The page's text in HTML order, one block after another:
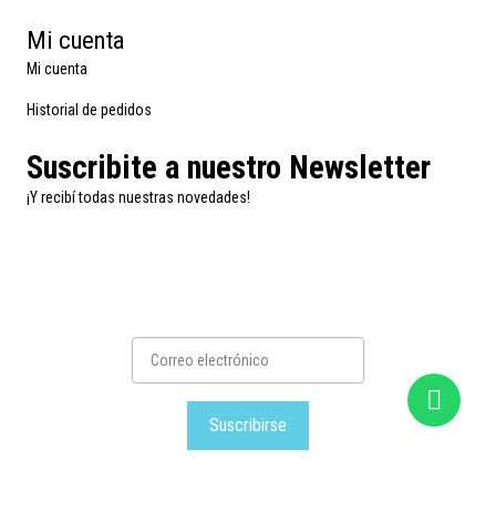
Mi cuenta
Mi cuenta
Historial de pedidos
Suscribite a nuestro Newsletter
¡Y recibí todas nuestras novedades!
Suscribirse